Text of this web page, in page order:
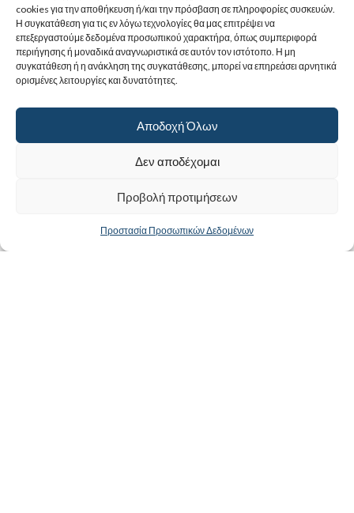
cookies για την αποθήκευση ή/και την πρόσβαση σε πληροφορίες συσκευών.
Η συγκατάθεση για τις εν λόγω τεχνολογίες θα μας επιτρέψει να
επεξεργαστούμε δεδομένα προσωπικού χαρακτήρα, όπως συμπεριφορά
περιήγησης ή μοναδικά αναγνωριστικά σε αυτόν τον ιστότοπο. Η μη
συγκατάθεση ή η ανάκληση της συγκατάθεσης, μπορεί να επηρεάσει αρνητικά
ορισμένες λειτουργίες και δυνατότητες.
Αποδοχή Όλων
Δεν αποδέχομαι
Προβολή προτιμήσεων
Προστασία Προσωπικών Δεδομένων
Σταυρό ξύλινο Σταυρωμένο με κορδόνι